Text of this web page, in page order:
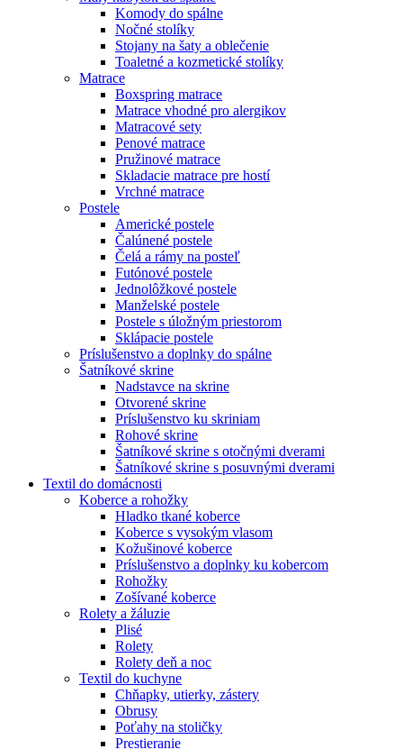
Komody do spálne
Nočné stolíky
Stojany na šaty a oblečenie
Toaletné a kozmetické stolíky
Matrace
Boxspring matrace
Matrace vhodné pro alergikov
Matracové sety
Penové matrace
Pružinové matrace
Skladacie matrace pre hostí
Vrchné matrace
Postele
Americké postele
Čalúnené postele
Čelá a rámy na posteľ
Futónové postele
Jednolôžkové postele
Manželské postele
Postele s úložným priestorom
Sklápacie postele
Príslušenstvo a doplnky do spálne
Šatníkové skrine
Nadstavce na skrine
Otvorené skrine
Príslušenstvo ku skriniam
Rohové skrine
Šatníkové skrine s otočnými dverami
Šatníkové skrine s posuvnými dverami
Textil do domácnosti
Koberce a rohožky
Hladko tkané koberce
Koberce s vysokým vlasom
Kožušinové koberce
Príslušenstvo a doplnky ku kobercom
Rohožky
Zošívané koberce
Rolety a žáluzie
Plisé
Rolety
Rolety deň a noc
Textil do kuchyne
Chňapky, utierky, zástery
Obrusy
Poťahy na stoličky
Prestieranie